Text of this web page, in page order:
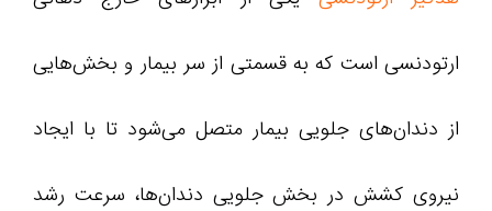
ارتودنسی است که به قسمتی از سر بیمار و بخش‌هایی
از دندان‌های جلویی بیمار متصل می‌شود تا با ایجاد
نیروی کشش در بخش جلویی دندان‌ها، سرعت رشد